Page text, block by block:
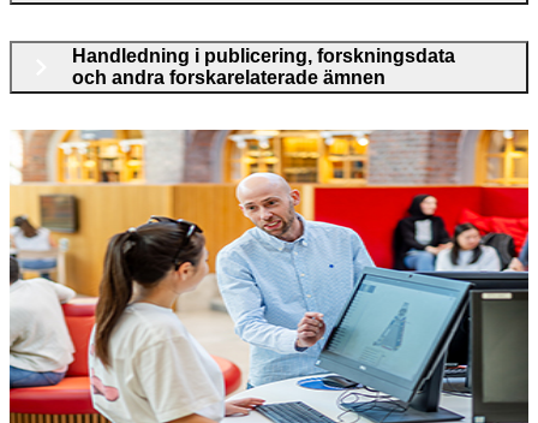
Handledning i publicering, forskningsdata
och andra forskarelaterade ämnen